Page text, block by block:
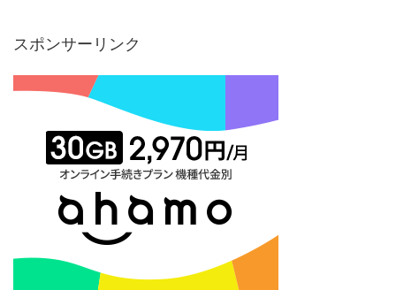
スポンサーリンク